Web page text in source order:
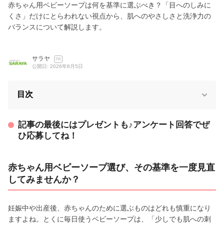
赤ちゃん用ベビーソープは何を基準に選ぶべき？「目へのしみに
くさ」だけにとらわれない視点から、肌へのやさしさと洗浄力の
バランスについて解説します。
サラヤ PR
公開日: 2026年8月5日
目次
記事の最後にはプレゼントも♪アンケート回答でぜ
ひ応募してね！
赤ちゃん用ベビーソープ選び、その基準を一度見直
してみませんか？
妊娠中や出産後、赤ちゃんのために選ぶものはどれも慎重になり
ますよね。とくに毎日使うベビーソープは、「少しでも肌への刺